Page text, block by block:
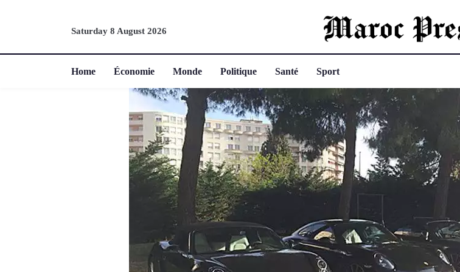
Saturday 8 August 2026
Home Économie Monde Politique Santé Sport